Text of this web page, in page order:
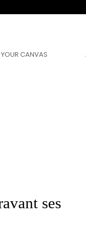
YOUR CANVAS
ses